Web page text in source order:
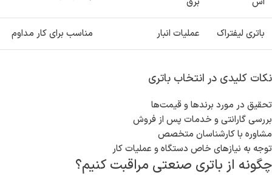
باتری لیفتراک عملیات انبار مناسب برای کار مداوم
نکات کلیدی در انتخاب باتری
تحقیق در مورد برندها و قیمت‌ها
بررسی گارانتی و خدمات پس از فروش
مشاوره با کارشناسان متخصص
توجه به نیازهای خاص دستگاه و عملیات کار
چگونه از باتری صنعتی مراقبت کنیم؟